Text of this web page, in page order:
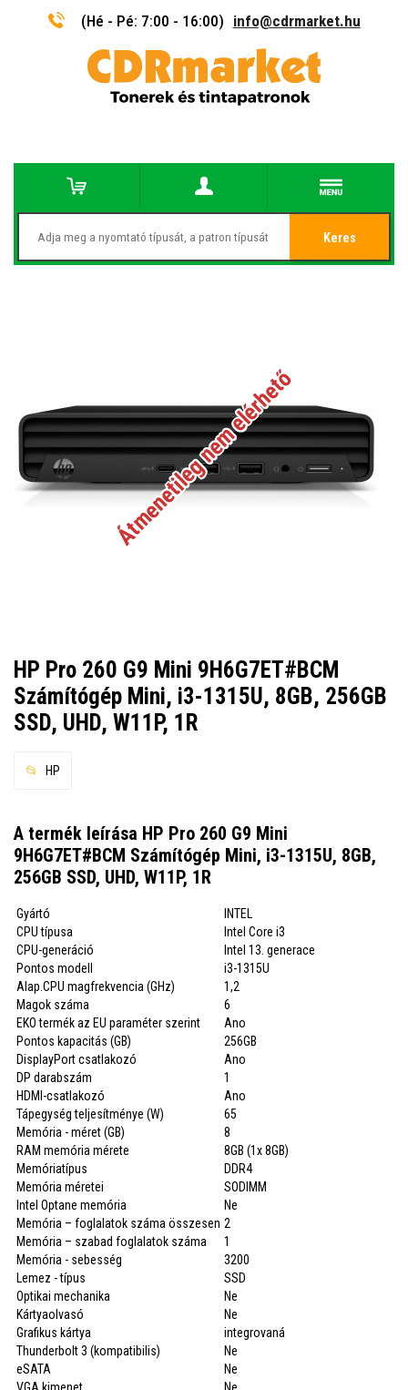
(Hé - Pé: 7:00 - 16:00) info@cdrmarket.hu
Keres
Átmenetileg nem elérhető
HP Pro 260 G9 Mini 9H6G7ET#BCM
Számítógép Mini, i3-1315U, 8GB, 256GB
SSD, UHD, W11P, 1R
HP
A termék leírása HP Pro 260 G9 Mini
9H6G7ET#BCM Számítógép Mini, i3-1315U, 8GB,
256GB SSD, UHD, W11P, 1R
Gyártó
INTEL
CPU típusa
Intel Core i3
CPU-generáció
Intel 13. generace
Pontos modell
i3-1315U
Alap.CPU magfrekvencia (GHz)
1,2
Magok száma
6
EKO termék az EU paraméter szerint
Ano
Pontos kapacitás (GB)
256GB
DisplayPort csatlakozó
Ano
DP darabszám
1
HDMI-csatlakozó
Ano
Tápegység teljesítménye (W)
65
Memória - méret (GB)
8
RAM memória mérete
8GB (1x 8GB)
Memóriatípus
DDR4
Memória méretei
SODIMM
Intel Optane memória
Ne
Memória – foglalatok száma összesen 2
Memória – szabad foglalatok száma
1
Memória - sebesség
3200
Lemez - típus
SSD
Optikai mechanika
Ne
Kártyaolvasó
Ne
Grafikus kártya
integrovaná
Thunderbolt 3 (kompatibilis)
Ne
eSATA
Ne
VGA kimenet
Ne